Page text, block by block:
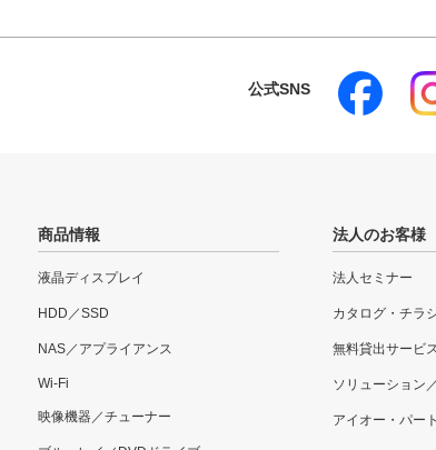
公式SNS
商品情報
液晶ディスプレイ
HDD／SSD
NAS／アプライアンス
Wi-Fi
映像機器／チューナー
法人のお客様
法人セミナー
カタログ・チラ
無料貸出サービ
ソリューション
アイオー・パー